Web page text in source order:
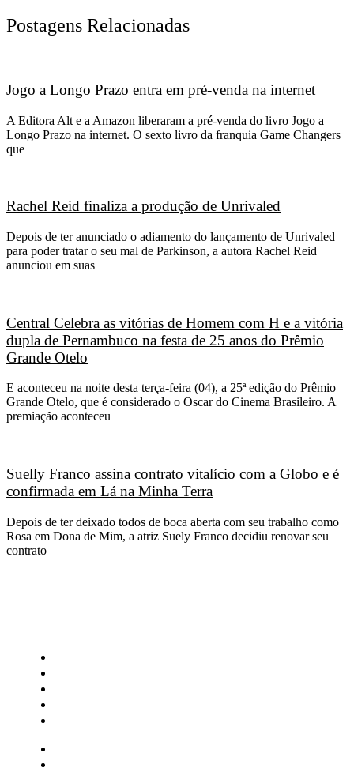
Postagens Relacionadas
Jogo a Longo Prazo entra em pré-venda na internet
A Editora Alt e a Amazon liberaram a pré-venda do livro Jogo a
Longo Prazo na internet. O sexto livro da franquia Game Changers
que
Rachel Reid finaliza a produção de Unrivaled
Depois de ter anunciado o adiamento do lançamento de Unrivaled
para poder tratar o seu mal de Parkinson, a autora Rachel Reid
anunciou em suas
Central Celebra as vitórias de Homem com H e a vitória
dupla de Pernambuco na festa de 25 anos do Prêmio
Grande Otelo
E aconteceu na noite desta terça-feira (04), a 25ª edição do Prêmio
Grande Otelo, que é considerado o Oscar do Cinema Brasileiro. A
premiação aconteceu
Suelly Franco assina contrato vitalício com a Globo e é
confirmada em Lá na Minha Terra
Depois de ter deixado todos de boca aberta com seu trabalho como
Rosa em Dona de Mim, a atriz Suely Franco decidiu renovar seu
contrato